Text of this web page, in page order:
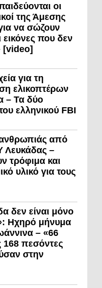
οι
της Άμεσης
να σώζουν
εικόνες που δεν
[video]
για τη
ελικοπτέρων
– Τα δύο
ελληνικού FBI
από
Λευκάδας –
τρόφιμα και
υλικό για τους
δεν είναι μόνο
Ηχηρό μήνυμα
– «66
168 πεσόντες
στην